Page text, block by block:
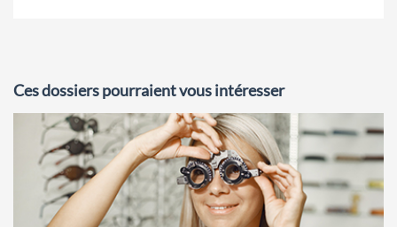
Ces dossiers pourraient vous intéresser